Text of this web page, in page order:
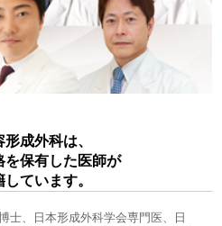
成外科は、
を保有した医師が
ています。
士、日本形成外科学会専門医、日